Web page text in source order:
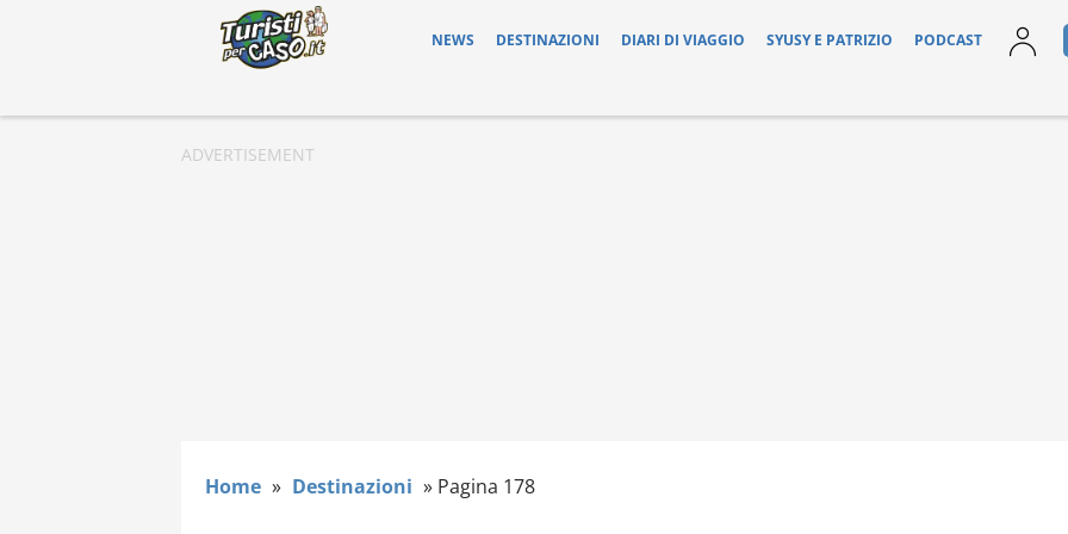
NEWS DESTINAZIONI DIARI DI VIAGGIO SYUSY E PATRIZIO PODCAST
Home » Destinazioni » Pagina 178